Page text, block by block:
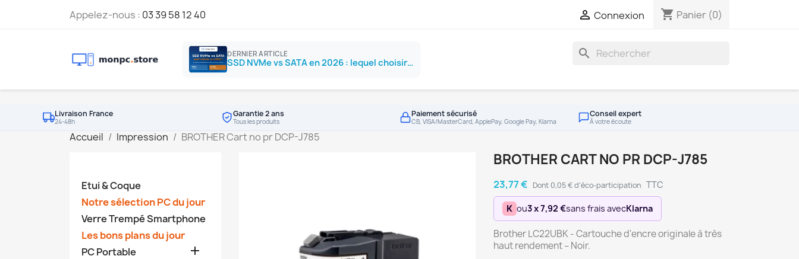
Appelez-nous : 03 39 58 12 40  Connexion shopping_cart Panier (0)
DERNIER ARTICLE
SSD NVMe vs SATA en 2026 : lequel choisir ?
search
Livraison France
24-48h
Garantie 2 ans
Tous les produits
Paiement sécurisé
CB, VISA/MasterCard, ApplePay, Google Pay, Klarna
Conseil expert
À votre écoute
Accueil Impression BROTHER Cart no pr DCP-J785
Etui & Coque
Notre sélection PC du jour
Verre Trempé Smartphone
Les bons plans du jour
PC Portable

BROTHER CART NO PR DCP-J785
23,77 € Dont 0,05 € d'éco-participation TTC
K ou3 x 7,92 €sans frais avecKlarna
Brother LC22UBK - Cartouche d'encre originale à très
haut rendement – Noir.